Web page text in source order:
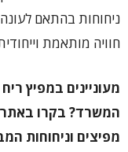
ניחוחות בהתאם
חוויה מותאמת
מעוניינים במפיץ
המשרד? בקרו באתר
מפיצים וניחוחות